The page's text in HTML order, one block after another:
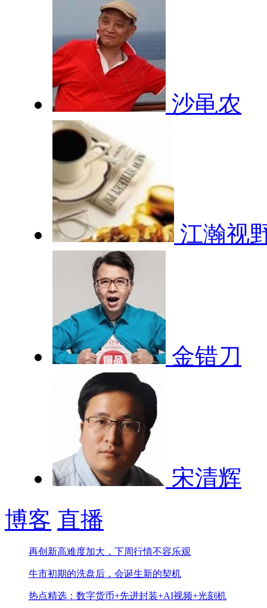
沙黾农
江瀚视
金错刀
宋清辉
博客 直播
再创新高难度加大，下周行情不容乐观
牛市初期的洗盘后，会诞生新的契机
热点精选：数字货币+先进封装+AI视频+光刻机